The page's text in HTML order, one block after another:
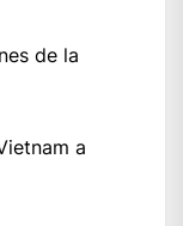
de la
a